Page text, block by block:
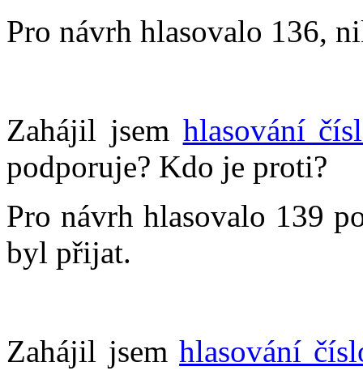
Pro návrh hlasovalo 136,
Zahájil jsem hlasování
podporuje? Kdo je proti?
Pro návrh hlasovalo 139
byl přijat.
Zahájil jsemhlasování